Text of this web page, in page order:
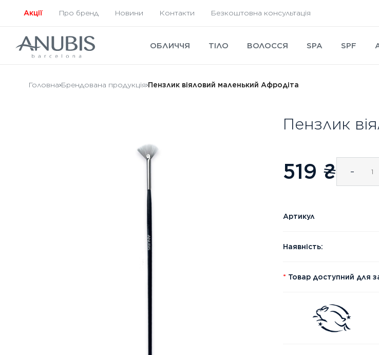
Акції Про бренд Новини Контакти Безкоштовна консультація
ОБЛИЧЧЯ ТІЛО ВОЛОССЯ SPA SPF
Головна Брендована продукція Пензлик віяловий маленький Афродіта
Пензлик
519 ₴ -
Артикул
Наявність:
* Товар доступний для